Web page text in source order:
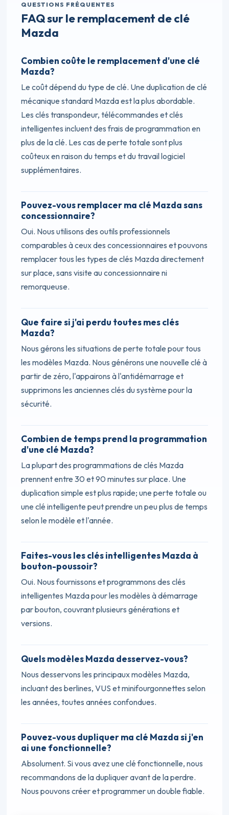
QUESTIONS FRÉQUENTES
FAQ sur le remplacement de clé
Mazda
Combien coûte le remplacement d'une clé
Mazda?
Le coût dépend du type de clé. Une duplication de clé
mécanique standard Mazda est la plus abordable.
Les clés transpondeur, télécommandes et clés
intelligentes incluent des frais de programmation en
plus de la clé. Les cas de perte totale sont plus
coûteux en raison du temps et du travail logiciel
supplémentaires.
Pouvez-vous remplacer ma clé Mazda sans
concessionnaire?
Oui. Nous utilisons des outils professionnels
comparables à ceux des concessionnaires et pouvons
remplacer tous les types de clés Mazda directement
sur place, sans visite au concessionnaire ni
remorqueuse.
Que faire si j'ai perdu toutes mes clés
Mazda?
Nous gérons les situations de perte totale pour tous
les modèles Mazda. Nous générons une nouvelle clé à
partir de zéro, l'appairons à l'antidémarrage et
supprimons les anciennes clés du système pour la
sécurité.
Combien de temps prend la programmation
d'une clé Mazda?
La plupart des programmations de clés Mazda
prennent entre 30 et 90 minutes sur place. Une
duplication simple est plus rapide; une perte totale ou
une clé intelligente peut prendre un peu plus de temps
selon le modèle et l'année.
Faites-vous les clés intelligentes Mazda à
bouton-poussoir?
Oui. Nous fournissons et programmons des clés
intelligentes Mazda pour les modèles à démarrage
par bouton, couvrant plusieurs générations et
versions.
Quels modèles Mazda desservez-vous?
Nous desservons les principaux modèles Mazda,
incluant des berlines, VUS et minifourgonnettes selon
les années, toutes années confondues.
Pouvez-vous dupliquer ma clé Mazda si j'en
ai une fonctionnelle?
Absolument. Si vous avez une clé fonctionnelle, nous
recommandons de la dupliquer avant de la perdre.
Nous pouvons créer et programmer un double fiable.